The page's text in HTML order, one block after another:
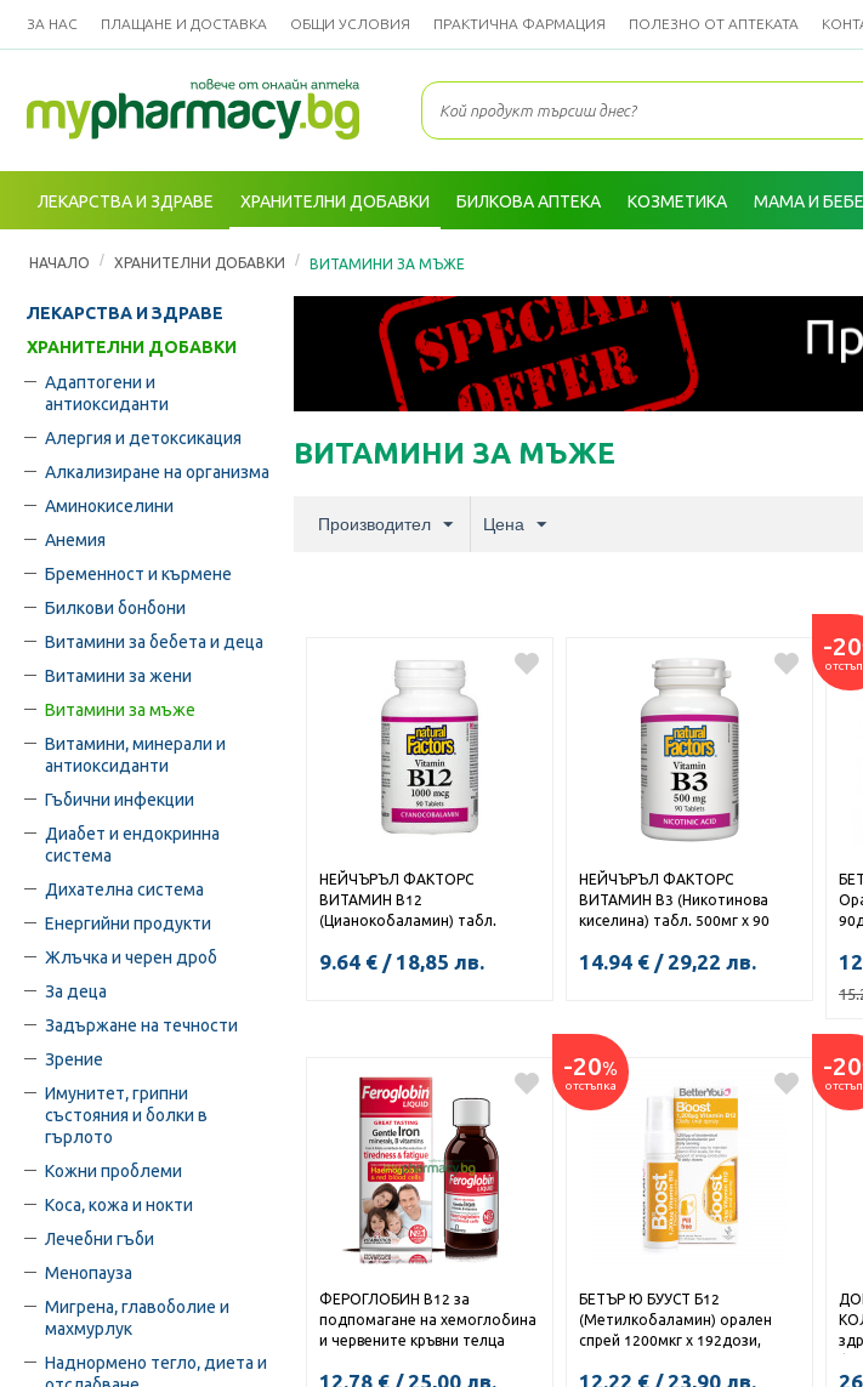
ЗА НАС ПЛАЩАНЕ И ДОСТАВКА ОБЩИ УСЛОВИЯ ПРАКТИЧНА ФАРМАЦИЯ ПОЛЕЗНО ОТ АПТЕКАТА
ЛЕКАРСТВА И ЗДРАВЕ ХРАНИТЕЛНИ ДОБАВКИ БИЛКОВА АПТЕКА КОЗМЕТИКА МАМА И БЕБЕ
НАЧАЛО / ХРАНИТЕЛНИ ДОБАВКИ / ВИТАМИНИ ЗА МЪЖЕ
ЛЕКАРСТВА И ЗДРАВЕ
ХРАНИТЕЛНИ ДОБАВКИ
Адаптогени и
антиоксиданти
Алергия и детоксикация
Алкализиране на организма
Аминокиселини
Анемия
Бременност и кърмене
Билкови бонбони
Витамини за бебета и деца
Витамини за жени
Витамини за мъже
Витамини, минерали и
антиоксиданти
Гъбични инфекции
Диабет и ендокринна
система
Дихателна система
Енергийни продукти
Жлъчка и черен дроб
За деца
Задържане на течности
Зрение
Имунитет, грипни
състояния и болки в
гърлото
Кожни проблеми
Коса, кожа и нокти
Лечебни гъби
Менопауза
Мигрена, главоболие и
махмурлук
Наднормено тегло, диета и
ВИТАМИНИ ЗА МЪЖЕ
Производител Цена
НЕЙЧЪРЪЛ ФАКТОРС
ВИТАМИН В12
(Цианокобаламин) табл.
9.64 € / 18,85 лв.
НЕЙЧЪРЪЛ ФАКТОРС
ВИТАМИН В3 (Никотинова
киселина) табл. 500мг х 90
14.94 € / 29,22 лв.
-20
ФЕРОГЛОБИН В12 за
подпомагане на хемоглобина
и червените кръвни телца
12.78 € / 25,00 лв.
-20%
отстъпка
БЕТЪР Ю БУУСТ Б12
(Метилкобаламин) орален
спрей 1200мкг х 192дози,
12.22 € / 23,90 лв.
-20